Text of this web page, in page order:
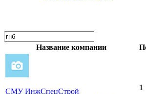
Название компании
СМУ ИнжСпецСтрой
1